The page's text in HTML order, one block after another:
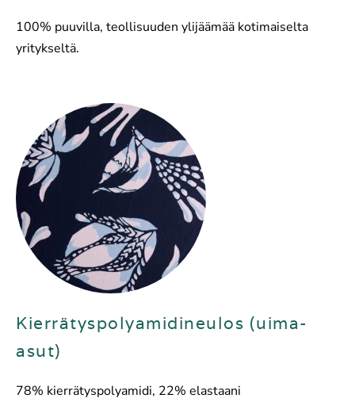
100% puuvilla, teollisuuden ylijäämää kotimaiselta
yritykseltä.
Kierrätyspolyamidineulos (uima-
asut)
78% kierrätyspolyamidi, 22% elastaani